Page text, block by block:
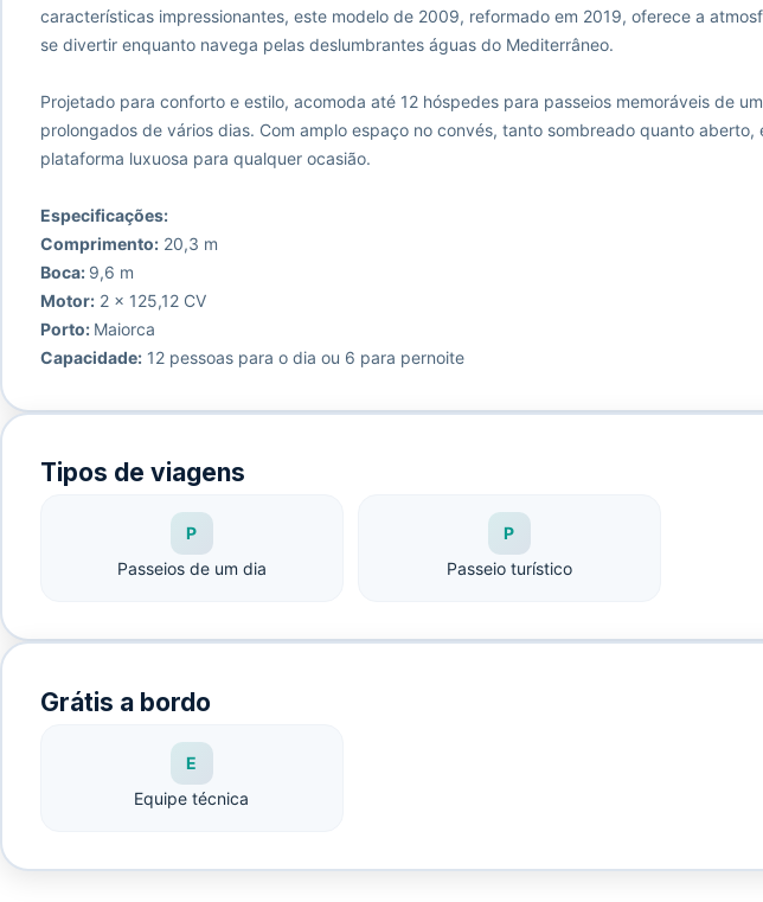
características impressionantes, este modelo de 2009, reformado em 2019, oferece a
se divertir enquanto navega pelas deslumbrantes águas do Mediterrâneo.
Projetado para conforto e estilo, acomoda até 12 hóspedes para passeios memoráveis de
prolongados de vários dias. Com amplo espaço no convés, tanto sombreado quanto aberto,
plataforma luxuosa para qualquer ocasião.
Especificações:
Comprimento:20,3 m
Boca: 9,6 m
Motor:2 x 125,12 CV
Porto: Maiorca
Capacidade:12 pessoas para o dia ou 6 para pernoite
Tipos de viagens
P
Passeios de um dia
P
Passeio turístico
Grátis a bordo
E
Equipe técnica